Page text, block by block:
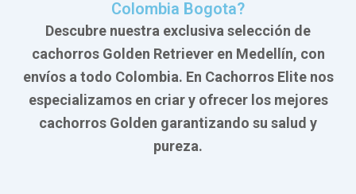
Colombia Bogota?
Descubre nuestra exclusiva selección de
cachorros Golden Retriever en Medellín, con
envíos a todo Colombia. En Cachorros Elite nos
especializamos en criar y ofrecer los mejores
cachorros Golden garantizando su salud y
pureza.